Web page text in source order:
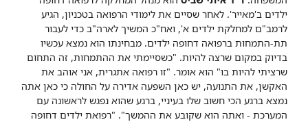
ילדים ב'מאייר'. לאחר שסיים את לימודי הרפואה בטכניון, הגיע
לרמב"ם למחלקת ילדים א', ואח"כ המשיך לארה"ב כדי לעבור
תת-התמחות ברפואה דחופה ילדים. מבחינתו הוא נמצא עכשיו
בדיוק במקום שרצה להיות. "כשסיימתי את ההתמחות, זה התחום
שרציתי להיות בו" הוא אומר. "זו רפואה אתגרית, אני אוהב את
האקשן, את התנועה, יש כאן השפעה אדירה על החולה כי כאן אתה
נמצא ברגע הכי חשוב שלו בעיניי, ברגע שהוא נפגש לראשונה עם
המערכת - ואתה הוא שקובע את ההמשך". "רפואת ילדים דחופה